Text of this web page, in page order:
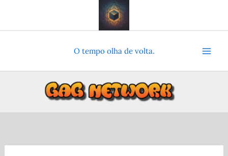
o
O tempo olha de volta.